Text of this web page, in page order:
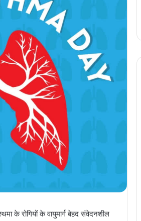
के रोगियों के वायुमार्ग बेहद संवेदनशील